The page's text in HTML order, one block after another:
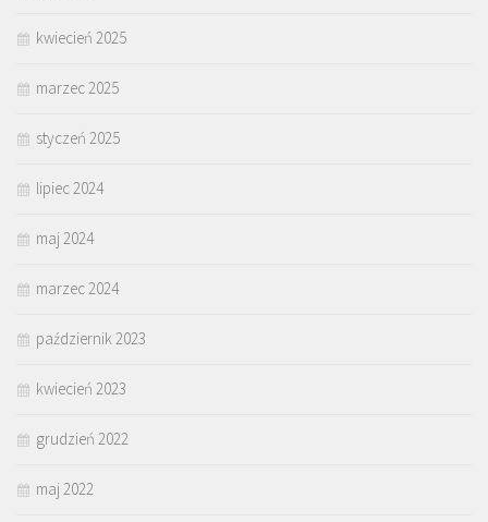
kwiecień 2025
marzec 2025
styczeń 2025
lipiec 2024
maj 2024
marzec 2024
październik 2023
kwiecień 2023
grudzień 2022
maj 2022